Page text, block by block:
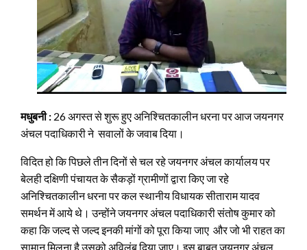
मधुबनी : 26 अगस्त से शुरू हुए अनिश्चितकालीन धरना पर आज जयनगर
अंचल पदाधिकारी ने सवालों के जवाब दिया।
विदित हो कि पिछले तीन दिनों से चल रहे जयनगर अंचल कार्यालय पर
बेलही दक्षिणी पंचायत के सैकड़ों ग्रामीणों द्वारा किए जा रहे
अनिश्चितकालीन धरना पर कल स्थानीय विधायक सीताराम यादव
समर्थन में आये थे। उन्होंने जयनगर अंचल पदाधिकारी संतोष कुमार को
कहा कि जल्द से जल्द इनकी मांगों को पूरा किया जाए और जो भी राहत का
सामान मिलना है उसको अविलंब दिया जाए। इस बाबत जयनगर अंचल